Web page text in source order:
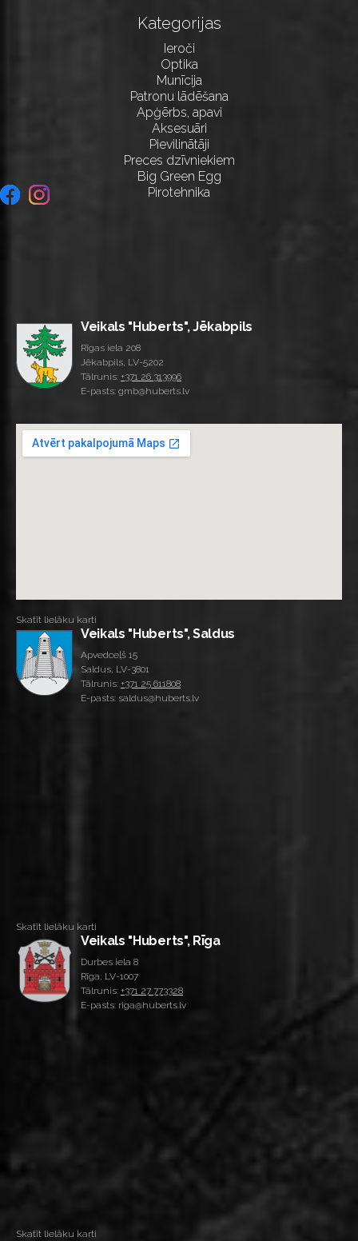
Kategorijas
Ieroči
Optika
Munīcija
Patronu lādēšana
Apģērbs, apavi
Aksesuāri
Pievilinātāji
Preces dzīvniekiem
Big Green Egg
Pirotehnika
Veikals "Huberts", Jēkabpils
Rīgas iela 208
Jēkabpils, LV-5202
Tālrunis: +371 26 313996
E-pasts: gmb@huberts.lv
Skatīt lielāku karti
Veikals "Huberts", Saldus
Apvedceļš 15
Saldus, LV-3801
Tālrunis: +371 25 611808
E-pasts: saldus@huberts.lv
Skatīt lielāku karti
Veikals "Huberts", Rīga
Durbes iela 8
Rīga, LV-1007
Tālrunis: +371 27 773328
E-pasts: riga@huberts.lv
Skatīt lielāku karti